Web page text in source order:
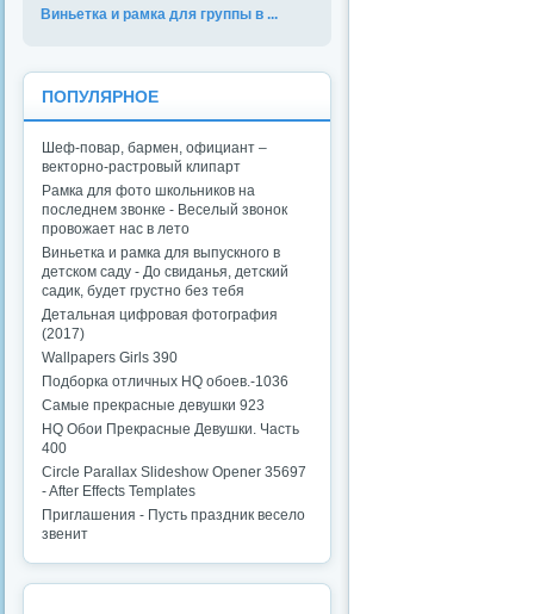
Виньетка и рамка для группы в ...
ПОПУЛЯРНОЕ
Шеф-повар, бармен, официант –
векторно-растровый клипарт
Рамка для фото школьников на
последнем звонке - Веселый звонок
провожает нас в лето
Виньетка и рамка для выпускного в
детском саду - До свиданья, детский
садик, будет грустно без тебя
Детальная цифровая фотография
(2017)
Wallpapers Girls 390
Подборка отличных HQ обоев.-1036
Самые прекрасные девушки 923
HQ Обои Прекрасные Девушки. Часть
400
Circle Parallax Slideshow Opener 35697
- After Effects Templates
Приглашения - Пусть праздник весело
звенит